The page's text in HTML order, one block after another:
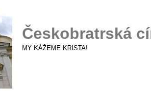
Českobratrská
MY KÁŽEME KRISTA!